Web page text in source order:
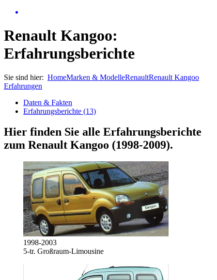
Renault Kangoo:
Erfahrungsberichte
Sie sind hier: HomeMarken & ModelleRenaultRenault Kangoo
Erfahrungen
Daten & Fakten
Erfahrungsberichte (13)
Hier finden Sie alle Erfahrungsberichte
zum Renault Kangoo (1998-2009).
1998-2003
5-tr. Großraum-Limousine